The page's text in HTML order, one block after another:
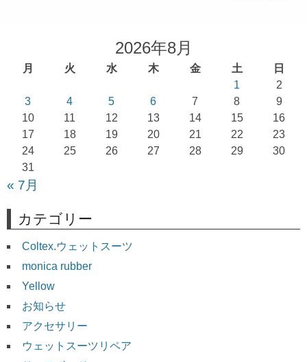
2026年8月
月 火 水 木 金 土
日
1
2
3
4 5 6 7 8
9
10
11 12 13 14 15
16
17
18 19 20 21 22
23
24
25 26 27 28 29
30
31
« 7月
カテゴリー
Coltex.ウェットスーツ
monica rubber
Yellow
お知らせ
アクセサリー
ウェットスーツリペア